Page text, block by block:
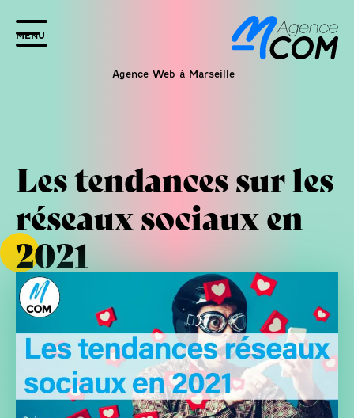
MENU
Agence Web à Marseille
Les tendances sur les
réseaux sociaux en
2021